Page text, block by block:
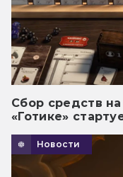
Сбор средств
«Готике»
Новости